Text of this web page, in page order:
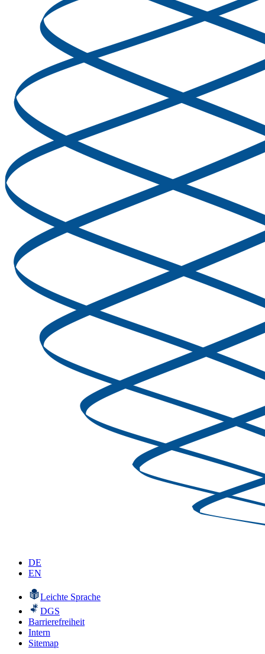
DE
EN
Leichte Sprache
DGS
Barrierefreiheit
Intern
Sitemap